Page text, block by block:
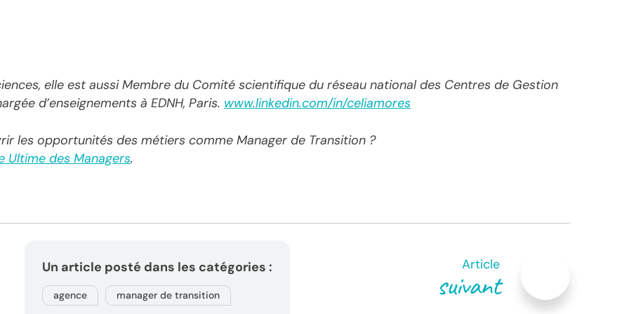
elle est aussi Membre du Comité scientifique du réseau national des Centres de Gestion
d’enseignements à EDNH, Paris. www.linkedin.com/in/celiamores
les opportunités des métiers comme Manager de Transition ?
Ultime des Managers.
Un article posté dans les catégories :
agence manager de transition
Article
suivant